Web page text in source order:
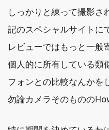
しっかりと練って撮影さ
記のスペシャルサイトに
レビューではもっと一般
個人的に所有している類
フォンとの比較なんかを
勿論カメラそのものの